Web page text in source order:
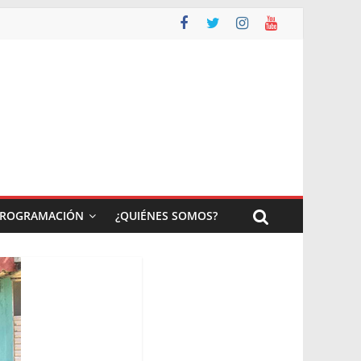
¿QUIÉNES SOMOS?